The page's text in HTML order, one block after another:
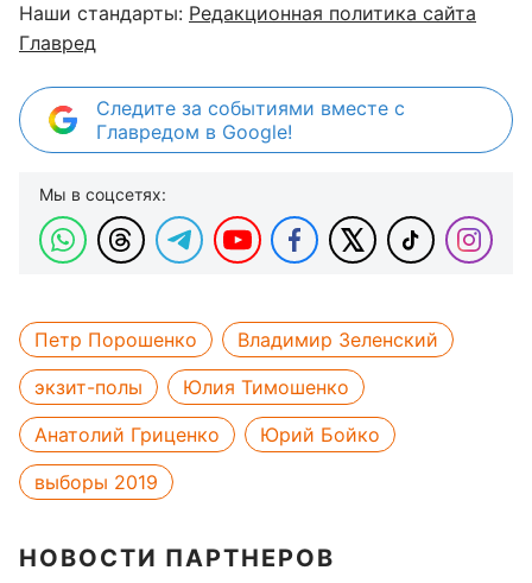
Наши стандарты: Редакционная политика сайта
Главред
Следите за событиями вместе с
Главредом в Google!
Мы в соцсетях:
Петр Порошенко
Владимир Зеленский
экзит-полы
Юлия Тимошенко
Анатолий Гриценко
Юрий Бойко
выборы 2019
НОВОСТИ ПАРТНЕРОВ